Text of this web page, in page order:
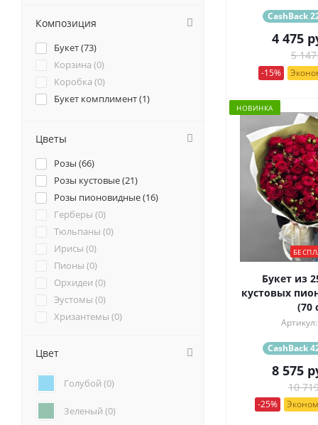
CashBack
4 475
5
-15%
НОВИНКА
Букет из
кустовых
(70
CashBack
8 575
10
-25%
Композиция
Букет (73)
Корзина (0)
Коробка (0)
Букет комплимент (1)
Цветы
Розы (66)
Розы кустовые (21)
Розы пионовидные (16)
Герберы (0)
Тюльпаны (0)
Ирисы (0)
Пионы (0)
Орхидеи (0)
Эустомы (0)
Хризантемы (0)
Ранункулюсы (
Гортензии (0)
Подсолнухи (0
Цвет
Голубой (0)
Зеленый (0)